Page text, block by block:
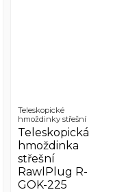
Teleskopické
hmoždinky střešní
Teleskopická
hmoždinka
střešní
RawlPlug R-
GOK-225